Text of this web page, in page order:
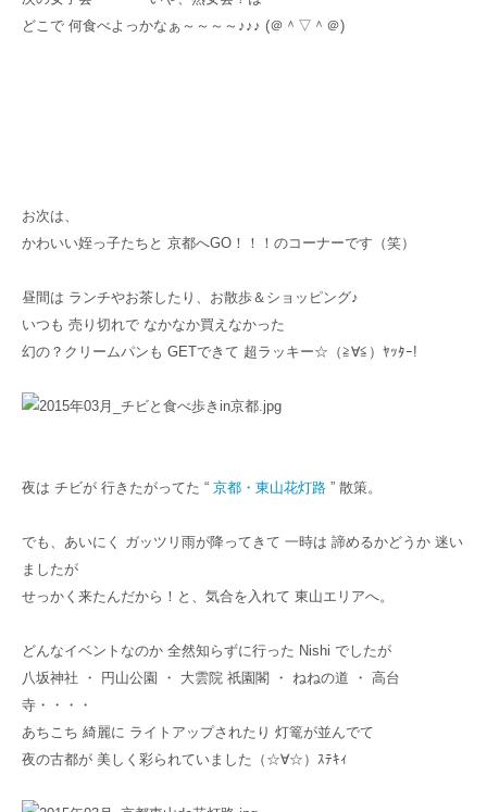
どこで 何食べよっかなぁ～～～～♪♪♪ (＠＾▽＾＠)
お次は、
かわいい姪っ子たちと 京都へGO！！！のコーナーです（笑）
昼間は ランチやお茶したり、お散歩＆ショッピング♪
いつも 売り切れで なかなか買えなかった
幻の？クリームパンも GETできて 超ラッキー☆（≧∀≦）ﾔｯﾀｰ!
夜は チビが 行きたがってた “ 京都・東山花灯路 ” 散策。
でも、あいにく ガッツリ雨が降ってきて 一時は 諦めるかどうか 迷い
ましたが
せっかく来たんだから！と、気合を入れて 東山エリアへ。
どんなイベントなのか 全然知らずに行った Nishi でしたが
八坂神社 ・ 円山公園 ・ 大雲院 祇園閣 ・ ねねの道 ・ 高台
寺・・・・
あちこち 綺麗に ライトアップされたり 灯篭が並んでて
夜の古都が 美しく彩られていました（☆∀☆）ｽﾃｷｨ